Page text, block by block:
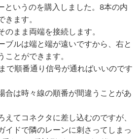
というのを購入しました。8本の内
きます。
のまま両端を接続します。
ブルは端と端が遠いですから、右と
ことができます。
で順番通り信号が通ればいいのです
合は時々線の順番が間違うことがあ
えてコネクタに差し込むのですが、
イドで隣のレーンに刺さってしまっ